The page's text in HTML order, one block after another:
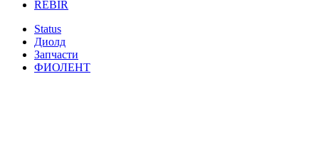
REBIR
Status
Диолд
Запчасти
ФИОЛЕНТ